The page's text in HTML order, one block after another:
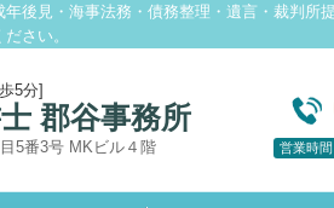
後見・海事法務・債務整理・遺言・裁判
さい。
5分]
郡谷事務所
5番3号 MKビル４階 営業時間